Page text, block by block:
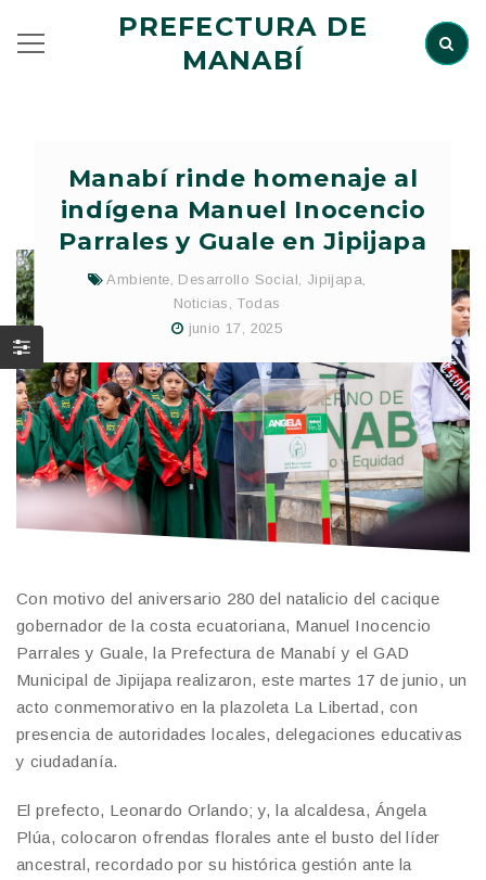
PREFECTURA DE
MANABÍ
Manabí rinde homenaje al
indígena Manuel Inocencio
Parrales y Guale en Jipijapa
Ambiente, Desarrollo Social, Jipijapa,
Noticias , Todas
junio 17, 2025
Con motivo del aniversario 280 del natalicio del cacique
gobernador de la costa ecuatoriana, Manuel Inocencio
Parrales y Guale, la Prefectura de Manabí y el GAD
Municipal de Jipijapa realizaron, este martes 17 de junio, un
acto conmemorativo en la plazoleta La Libertad, con
presencia de autoridades locales, delegaciones educativas
y ciudadanía.
El prefecto, Leonardo Orlando; y, la alcaldesa, Ángela
Plúa, colocaron ofrendas florales ante el busto del líder
ancestral, recordado por su histórica gestión ante la